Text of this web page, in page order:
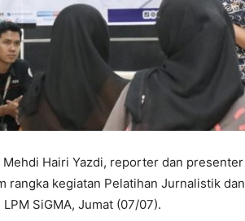
Mehdi Hairi Yazdi, reporter dan
rangka kegiatan Pelatihan Jurnalistik dan
SiGMA, Jumat (07/07).